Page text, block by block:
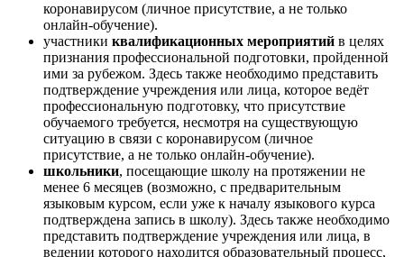
коронавирусом (личное присутствие, а не только
онлайн-обучение).
участники квалификационных мероприятий в целях
признания профессиональной подготовки, пройденной
ими за рубежом. Здесь также необходимо представить
подтверждение учреждения или лица, которое ведёт
профессиональную подготовку, что присутствие
обучаемого требуется, несмотря на существующую
ситуацию в связи с коронавирусом (личное
присутствие, а не только онлайн-обучение).
школьники, посещающие школу на протяжении не
менее 6 месяцев (возможно, с предварительным
языковым курсом, если уже к началу языкового курса
подтверждена запись в школу). Здесь также необходимо
представить подтверждение учреждения или лица, в
ведении которого находится образовательный процесс,